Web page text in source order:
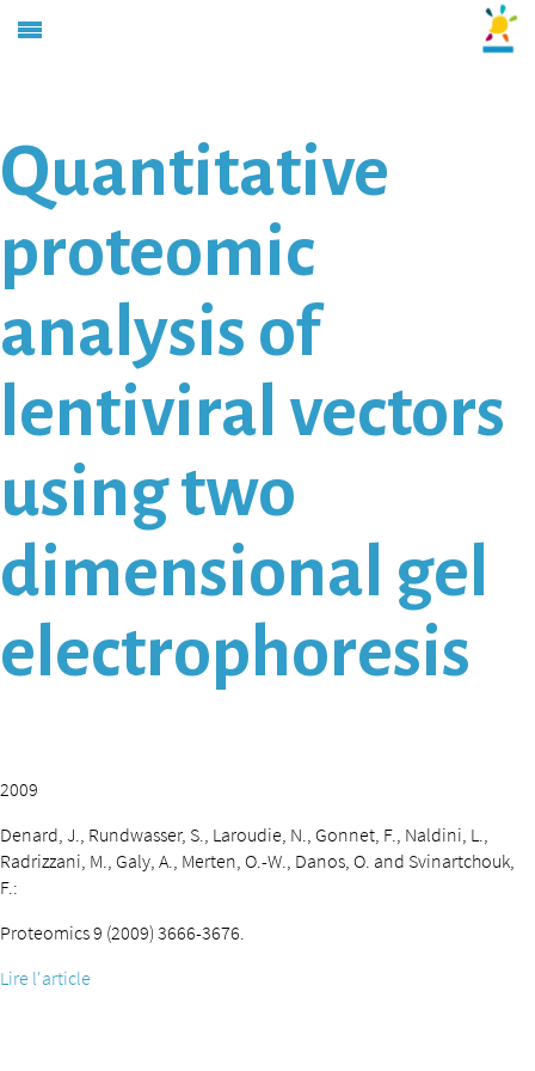
Quantitative
proteomic
analysis of
lentiviral vectors
using two
dimensional gel
electrophoresis
2009
Denard, J., Rundwasser, S., Laroudie, N., Gonnet, F., Naldini, L.,
Radrizzani, M., Galy, A., Merten, O.-W., Danos, O. and Svinartchouk,
F.:
Proteomics 9 (2009) 3666-3676.
Lire l'article